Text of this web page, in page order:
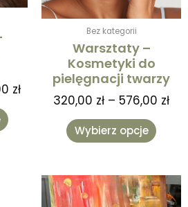
zł
na
Bez kategorii
Warsztaty –
Kosmetyki do
pielęgnacji twarzy
320,00 zł – 576,00 zł
Wybierz opcje
na
stronie